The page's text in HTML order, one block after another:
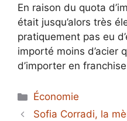
En raison du quota
était jusqu’alors très
pratiquement pas eu
importé moins d’acier
d’importer en
Catégories
Économie
Sofia Corradi, la